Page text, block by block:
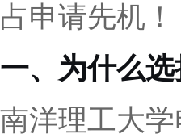
占申请先机！
一、为什么
南洋理工大